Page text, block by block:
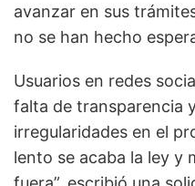
avanzar en sus
no se han hecho
Usuarios en redes
falta de transparencia
irregularidades en el
lento se acaba la ley y